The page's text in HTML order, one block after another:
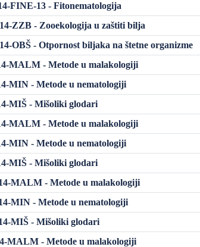
FINE-13 - Fitonematologija
ZZB - Zooekologija u zaštiti bilja
OBŠ - Otpornost biljaka na štetne organizme
MALM - Metode u malakologiji
MIN - Metode u nematologiji
MIŠ - Mišoliki glodari
MALM - Metode u malakologiji
MIN - Metode u nematologiji
MIŠ - Mišoliki glodari
MALM - Metode u malakologiji
MIN - Metode u nematologiji
MIŠ - Mišoliki glodari
MALM - Metode u malakologiji